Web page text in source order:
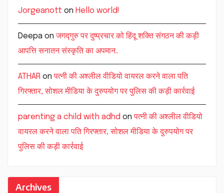
Jorgeanott on Hello world!
Deepa onजगद्गुरु पर दुष्प्रचार को हिंदू शक्ति संगठन की कड़ी
आपत्ति सनातन संस्कृति का अपमान..
ATHAR onपत्नी की अश्लील वीडियो वायरल करने वाला पति
गिरफ्तार, सोशल मीडिया के दुरुपयोग पर पुलिस की कड़ी कार्रवाई
parenting a child with adhd onपत्नी की अश्लील वीडियो
वायरल करने वाला पति गिरफ्तार, सोशल मीडिया के दुरुपयोग पर
पुलिस की कड़ी कार्रवाई
Archives